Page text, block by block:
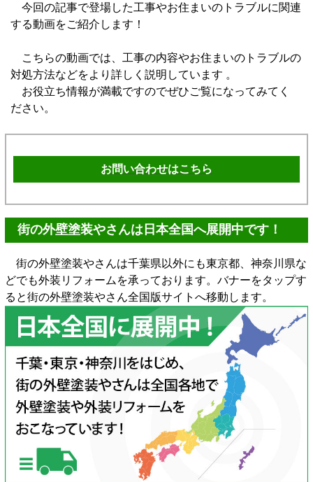
今回の記事で登場した工事やお住まいのトラブルに関連
する動画をご紹介します！
こちらの動画では、工事の内容やお住まいのトラブルの
対処方法などをより詳しく説明しています 。
お役立ち情報が満載ですのでぜひご覧になってみてく
ださい。
お問い合わせはこちら
街の外壁塗装やさんは日本全国へ展開中です！
街の外壁塗装やさんは千葉県以外にも東京都、神奈川県な
どでも外装リフォームを承っております。バナーをタップす
ると街の外壁塗装やさん全国版サイトへ移動します。